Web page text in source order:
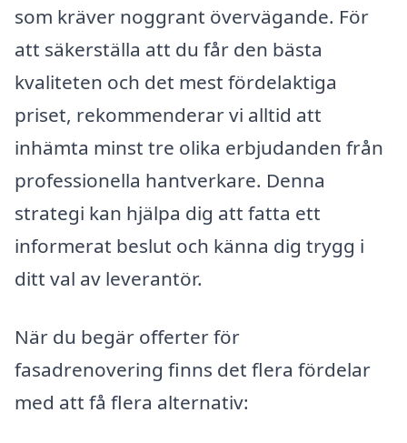
som kräver noggrant övervägande. För
att säkerställa att du får den bästa
kvaliteten och det mest fördelaktiga
priset, rekommenderar vi alltid att
inhämta minst tre olika erbjudanden från
professionella hantverkare. Denna
strategi kan hjälpa dig att fatta ett
informerat beslut och känna dig trygg i
ditt val av leverantör.
När du begär offerter för
fasadrenovering finns det flera fördelar
med att få flera alternativ: